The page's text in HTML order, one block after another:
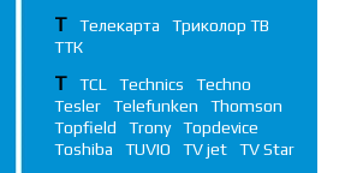
Т Телекарта
Триколор ТВ
ТТК
T TCL Technics
Techno
Tesler
Telefunken
Thomson
Topfield
Trony
Topdevice
Toshiba
TUVIO TV jet TV Star